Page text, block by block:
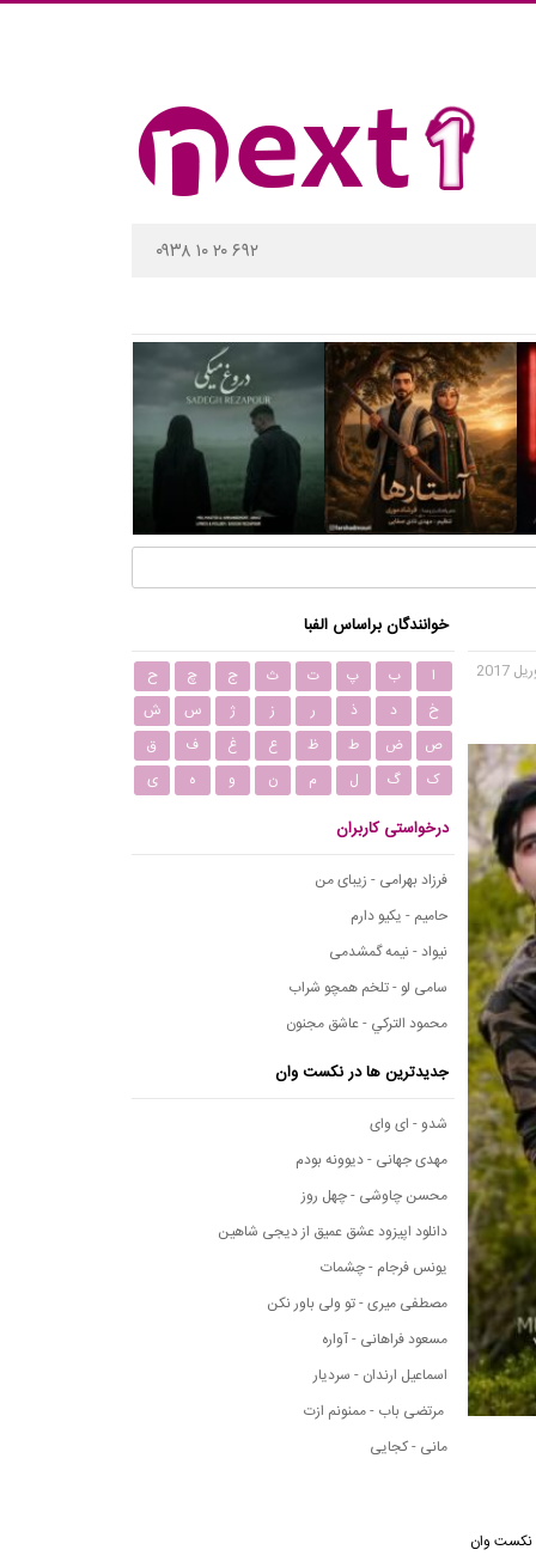
۰۹۳۸ ۱۰ ۲۰ ۶۹۲
نکست وان
خوانندگان براساس الفبا
ا ب پ ت ث ج چ
ح
خ
د ذ ر ز ژ س
ش
ص
ض ط ظ ع غ ف
ق
ک
گ ل م ن و ه ی
درخواستی کاربران
فرزاد بهرامی - زیبای من
حامیم - یکیو دارم
نیواد - نیمه گمشدمی
سامی لو - تلخم همچو شراب
محمود التركي - عاشق مجنون
جدیدترین ها در نکست وان
شدو - ای وای
مهدی جهانی - دیوونه بودم
محسن چاوشی - چهل روز
دانلود اپیزود عشق عمیق از دیجی شاهین
یونس فرجام - چشمات
مصطفی میری - تو ولی باور نکن
مسعود فراهانی - آواره
اسماعیل ارندان - سردیار
مرتضی باب - ممنونم ازت
مانی - کجایی